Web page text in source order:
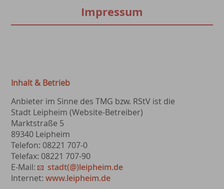
Impressum
Inhalt & Betrieb
Anbieter im Sinne des TMG bzw. RStV ist die
Stadt Leipheim (Website-Betreiber)
Marktstraße 5
89340 Leipheim
Telefon: 08221 707-0
Telefax: 08221 707-90
E-Mail:
stadt(@)leipheim.de
Internet:www.leipheim.de